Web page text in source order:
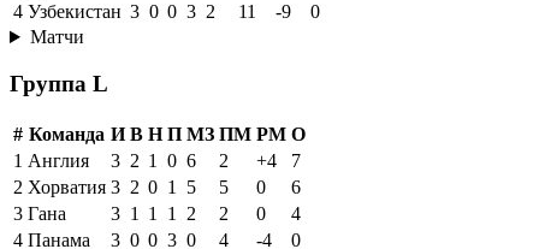
4 Узбекистан 3 0 0 3 2 11 -9
0
Матчи
Группа L
# Команда И В Н П МЗ ПМ РМ О
1 Англия 3 2 1 0 6 2 +4
7
2 Хорватия 3 2 0 1 5 5 0
6
3 Гана 3 1 1 1 2 2 0
4
4 Панама 3 0 0 3 0 4 -4
0